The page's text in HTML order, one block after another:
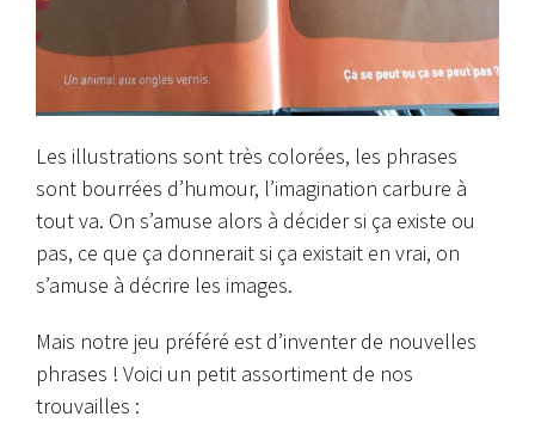
Les illustrations sont très colorées, les phrases
sont bourrées d’humour, l’imagination carbure à
tout va. On s’amuse alors à décider si ça existe ou
pas, ce que ça donnerait si ça existait en vrai, on
s’amuse à décrire les images.
Mais notre jeu préféré est d’inventer de nouvelles
phrases ! Voici un petit assortiment de nos
trouvailles :